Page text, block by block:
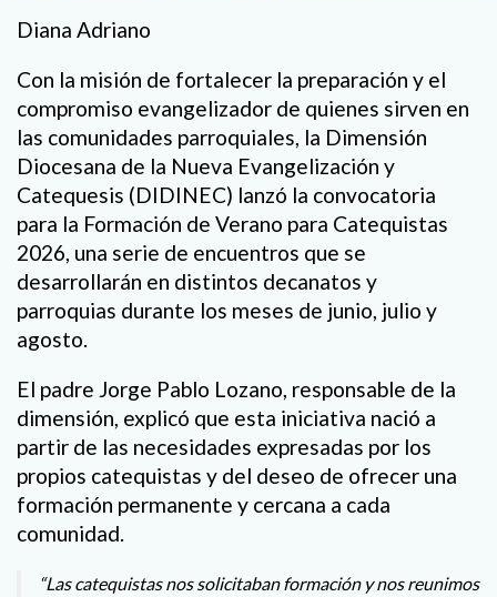
Diana Adriano
Con la misión de fortalecer la preparación y el
compromiso evangelizador de quienes sirven en
las comunidades parroquiales, la Dimensión
Diocesana de la Nueva Evangelización y
Catequesis (DIDINEC) lanzó la convocatoria
para la Formación de Verano para Catequistas
2026, una serie de encuentros que se
desarrollarán en distintos decanatos y
parroquias durante los meses de junio, julio y
agosto.
El padre Jorge Pablo Lozano, responsable de la
dimensión, explicó que esta iniciativa nació a
partir de las necesidades expresadas por los
propios catequistas y del deseo de ofrecer una
formación permanente y cercana a cada
comunidad.
“Las catequistas nos solicitaban formación y nos reunimos